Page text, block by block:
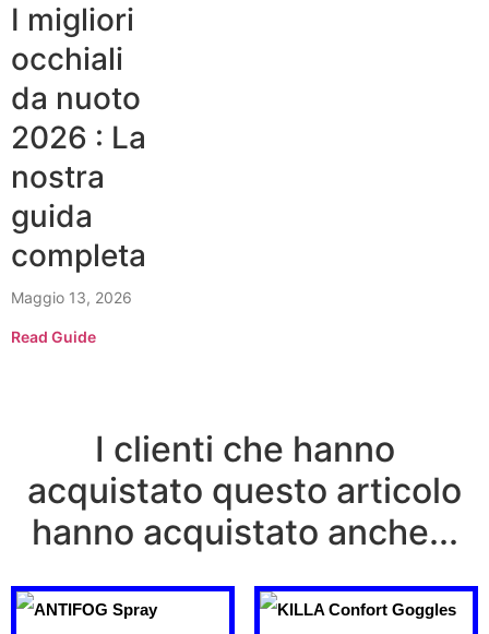
I migliori
occhiali
da nuoto
2026 : La
nostra
guida
completa
Maggio 13, 2026
Read Guide
I clienti che hanno
acquistato questo articolo
hanno acquistato anche...